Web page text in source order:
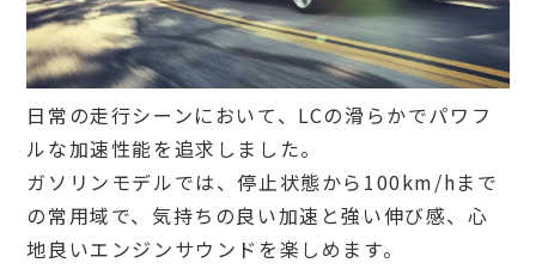
日常の走行シーンにおいて、LCの滑らかでパワフ
ルな加速性能を追求しました。
ガソリンモデルでは、停止状態から100km/hまで
の常用域で、気持ちの良い加速と強い伸び感、心
地良いエンジンサウンドを楽しめます。